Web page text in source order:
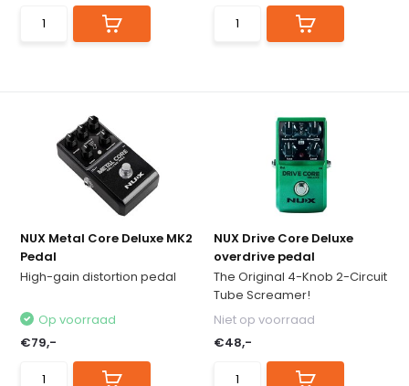
NUX Metal Core Deluxe MK2
Pedal
High-gain distortion pedal
Op voorraad
€79,-
NUX Drive Core Deluxe
overdrive pedal
The Original 4-Knob 2-Circuit
Tube Screamer!
Niet op voorraad
€48,-